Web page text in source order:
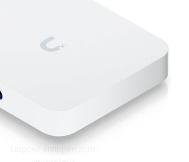
Doppelt antippen zum